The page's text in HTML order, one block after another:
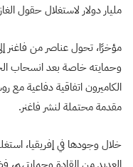
مليار دولار لاستغلال حقول
مؤخرًا، تحول عناصر من فاغنر
وحمايته خاصة بعد انسحاب
مقدمة محتملة لنشر فاغنر.
خلال وجودها في إفريقيا،